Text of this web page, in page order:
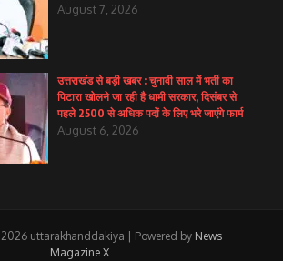
August 7, 2026
उत्तराखंड से बड़ी खबर : चुनावी साल में भर्ती का
पिटारा खोलने जा रही है धामी सरकार, दिसंबर से
पहले 2500 से अधिक पदों के लिए भरे जाएंगे फार्म
August 6, 2026
uttarakhanddakiya | Powered by News
Magazine X